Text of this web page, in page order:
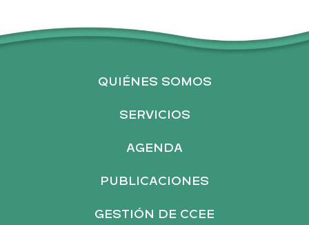
QUIÉNES SOMOS
SERVICIOS
AGENDA
PUBLICACIONES
GESTIÓN DE CCEE